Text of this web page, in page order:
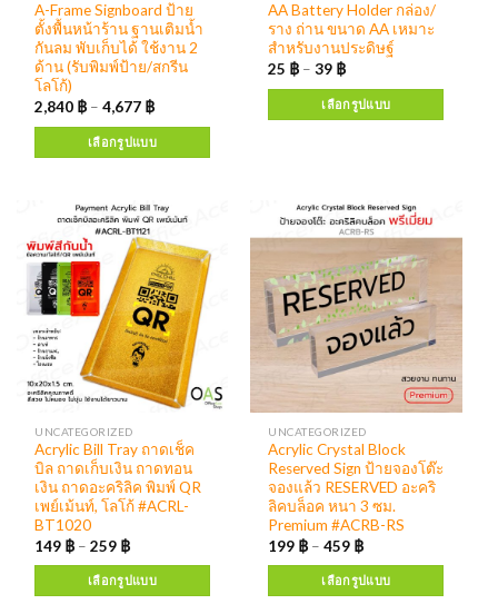
A-Frame Signboard ป้าย
ตั้งพื้นหน้าร้าน ฐานเติมน้ำ
กันลม พับเก็บได้ ใช้งาน 2
ด้าน (รับพิมพ์ป้าย/สกรีน
โลโก้)
2,840 ฿ –4,677 ฿
เลือกรูปแบบ
AA Battery Holder กล่อง/
ราง ถ่าน ขนาด AA เหมาะ
สำหรับงานประดิษฐ์
25 ฿ –39 ฿
เลือกรูปแบบ
UNCATEGORIZED
Acrylic Bill Tray ถาดเช็ค
บิล ถาดเก็บเงิน ถาดทอน
เงิน ถาดอะคริลิค พิมพ์ QR
เพย์เม้นท์, โลโก้ #ACRL-
BT1020
149 ฿ –259 ฿
เลือกรูปแบบ
UNCATEGORIZED
Acrylic Crystal Block
Reserved Sign ป้ายจองโต๊ะ
จองแล้ว RESERVED อะคริ
ลิคบล็อค หนา 3 ซม.
Premium #ACRB-RS
199 ฿ –459 ฿
เลือกรูปแบบ